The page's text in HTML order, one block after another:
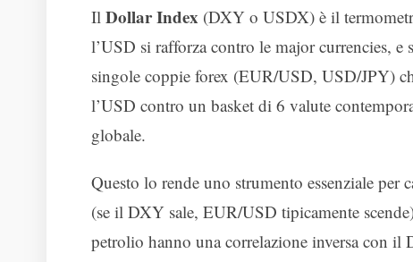
Il Dollar Index (DXY o USDX) è il
l’USD si rafforza contro le major currencies,
singole coppie forex (EUR/USD, USD/JPY)
l’USD contro un basket di 6 valute
globale.
Questo lo rende uno strumento essenziale
(se il DXY sale, EUR/USD tipicamente
petrolio hanno una correlazione inversa con